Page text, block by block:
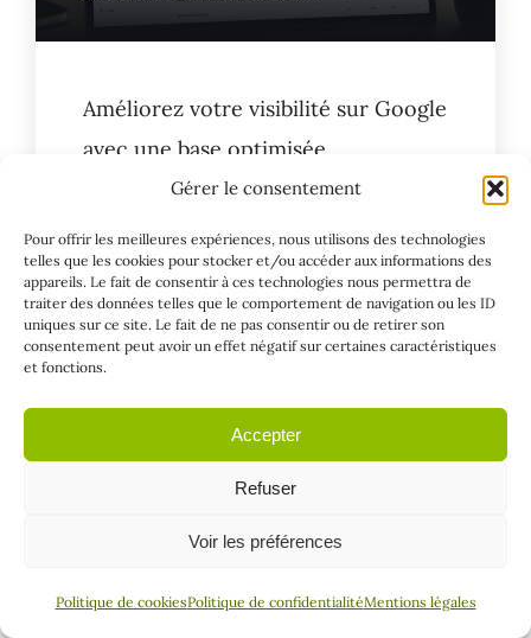
Gérer le consentement
Pour offrir les meilleures expériences, nous utilisons des technologies
telles que les cookies pour stocker et/ou accéder aux informations des
appareils. Le fait de consentir à ces technologies nous permettra de
traiter des données telles que le comportement de navigation ou les ID
uniques sur ce site. Le fait de ne pas consentir ou de retirer son
consentement peut avoir un effet négatif sur certaines caractéristiques
et fonctions.
Accepter
Refuser
Voir les préférences
Politique de cookiesPolitique de confidentialitéMentions légales
Améliorez votre visibilité sur Google
avec une base optimisée.